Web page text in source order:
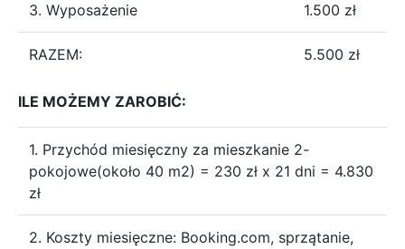
3. Wyposażenie 1.500 zł
RAZEM: 5.500 zł
ILE MOŻEMY ZAROBIĆ:
1. Przychód miesięczny za mieszkanie 2-
pokojowe(około 40 m2) = 230 zł x 21 dni = 4.830
zł
2. Koszty miesięczne: Booking.com, sprzątanie,